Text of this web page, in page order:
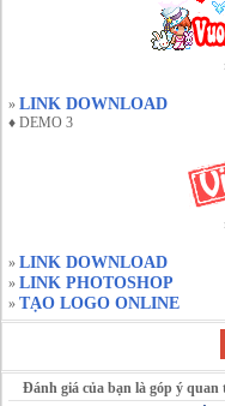
» LINK DOWNLOAD
♦ DEMO 3
» LINK DOWNLOAD
» LINK PHOTOSHOP
» TẠO LOGO ONLINE
Đánh giá của bạn là góp ý